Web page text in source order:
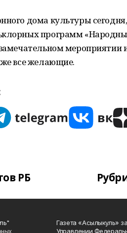
дома культуры
программ
все желающие.
РБ
Газета «Асылыкуль»
Управлении